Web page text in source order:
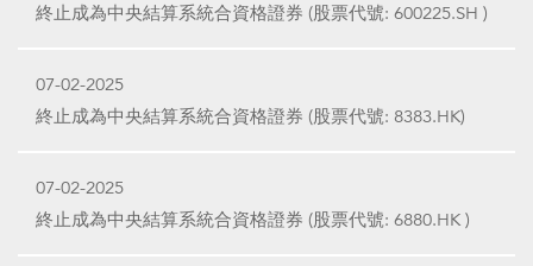
終止成為中央結算系統合資格證券 (股票代號: 600225.SH )
07-02-2025
終止成為中央結算系統合資格證券 (股票代號: 8383.HK)
07-02-2025
終止成為中央結算系統合資格證券 (股票代號: 6880.HK )